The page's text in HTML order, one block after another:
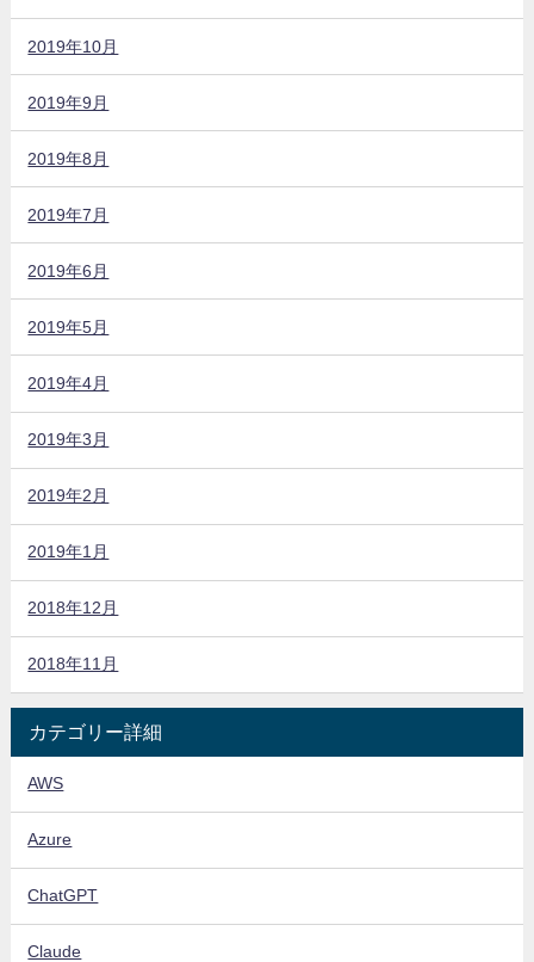
2019年10月
2019年9月
2019年8月
2019年7月
2019年6月
2019年5月
2019年4月
2019年3月
2019年2月
2019年1月
2018年12月
2018年11月
カテゴリー詳細
AWS
Azure
ChatGPT
Claude